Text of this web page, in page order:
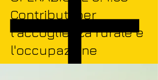
Contributi per
l'accoglienza rurale e
l'occupazione